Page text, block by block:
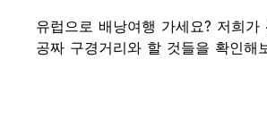
유럽으로 배낭여행 가세요? 저희
공짜 구경거리와 할 것들을 확인해